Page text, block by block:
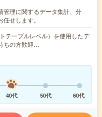
管理に関するデータ集計、分
せします。
テーブルレベル）を使用したデ
ちの方歓迎…
40代 50代 60代